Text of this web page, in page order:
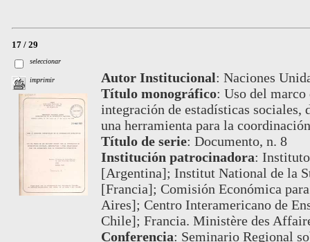
17 / 29
seleccionar
imprimir Autor Institucional: Naciones
Título monográfico: Uso del marco
integración de estadísticas sociales,
una herramienta para la
Título de serie: Documento, n. 8
Institución patrocinadora:
[Argentina]; Institut National de la
[Francia]; Comisión Económica
Aires]; Centro Interamericano de
Chile]; Francia. Ministère des
Conferencia: Seminario Regional